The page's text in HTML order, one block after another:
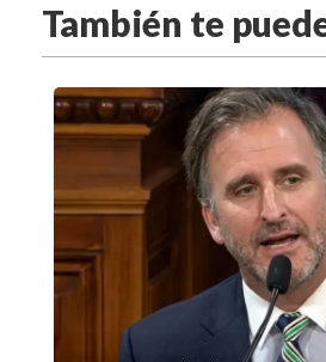
También te